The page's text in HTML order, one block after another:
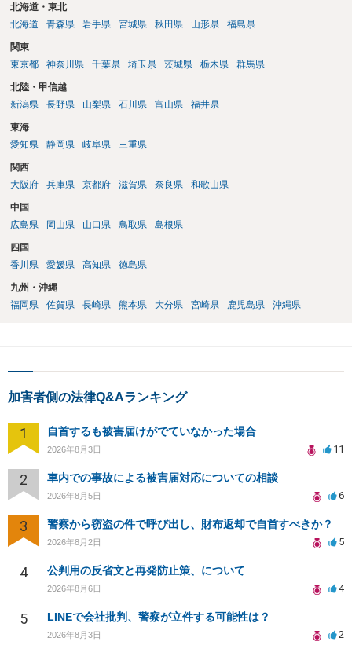
北海道・東北
北海道
青森県 岩手県 宮城県 秋田県 山形県 福島県
関東
東京都
神奈川県 千葉県 埼玉県 茨城県 栃木県 群馬県
北陸・甲信越
新潟県
長野県 山梨県 石川県 富山県 福井県
東海
愛知県
静岡県 岐阜県 三重県
関西
大阪府
兵庫県 京都府 滋賀県 奈良県 和歌山県
中国
広島県
岡山県 山口県 鳥取県 島根県
四国
香川県
愛媛県 高知県 徳島県
九州・沖縄
福岡県
佐賀県 長崎県 熊本県 大分県 宮崎県 鹿児島県 沖縄県
加害者側の法律Q&Aランキング
1 自首するも被害届けがでていなかった場合
2026年8月3日 11
2 車内での事故による被害届対応についての相談
2026年8月5日 6
3 警察から窃盗の件で呼び出し、財布返却で自首すべきか？
2026年8月2日 5
4 公判用の反省文と再発防止策、について
2026年8月6日 4
5 LINEで会社批判、警察が立件する可能性は？
2026年8月3日 2